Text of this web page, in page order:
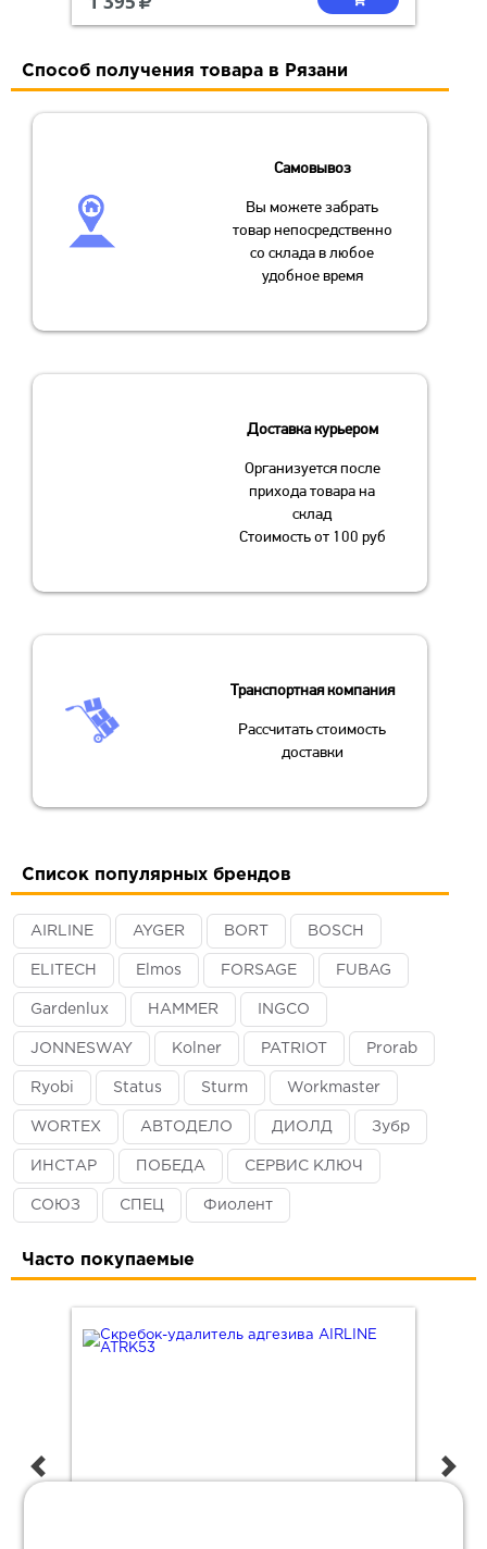
Способ получения товара в Рязани
Самовывоз
Вы можете забрать
товар непосредственно
со склада в любое
удобное время
Доставка курьером
Организуется после
прихода товара на
склад
Стоимость от 100 руб
Транспортная компания
Рассчитать стоимость
доставки
Список популярных брендов
AIRLINE AYGER BORT BOSCH
ELITECH Elmos FORSAGE FUBAG
Gardenlux HAMMER INGCO
JONNESWAY Kolner PATRIOT Prorab
Ryobi Status Sturm Workmaster
WORTEX АВТОДЕЛО ДИОЛД Зубр
ИНСТАР ПОБЕДА СЕРВИС КЛЮЧ
СОЮЗ СПЕЦ Фиолент
Часто покупаемые